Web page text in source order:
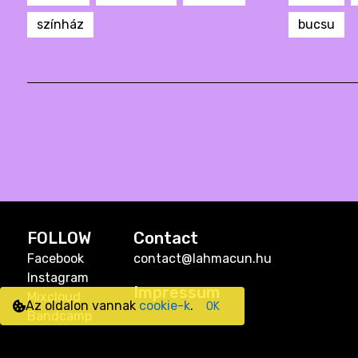
színház bucsu
FOLLOW
Facebook
Instagram
Mixcloud
Bandcamp
Contact
contact@lahmacun.hu
Impressum
Az oldalon vannak cookie-k. OK